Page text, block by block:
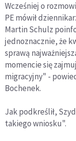
Wcześniej o
PE mówił
Martin Schulz
jednoznacznie, że
sprawą
momencie się
migracyjny" -
Bochenek.
Jak podkreślił,
takiego wniosku".